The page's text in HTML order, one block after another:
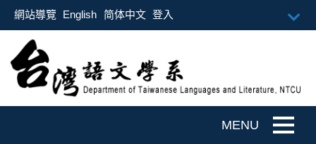
跳到主要內容
網站導覽 English 简体中文 登入